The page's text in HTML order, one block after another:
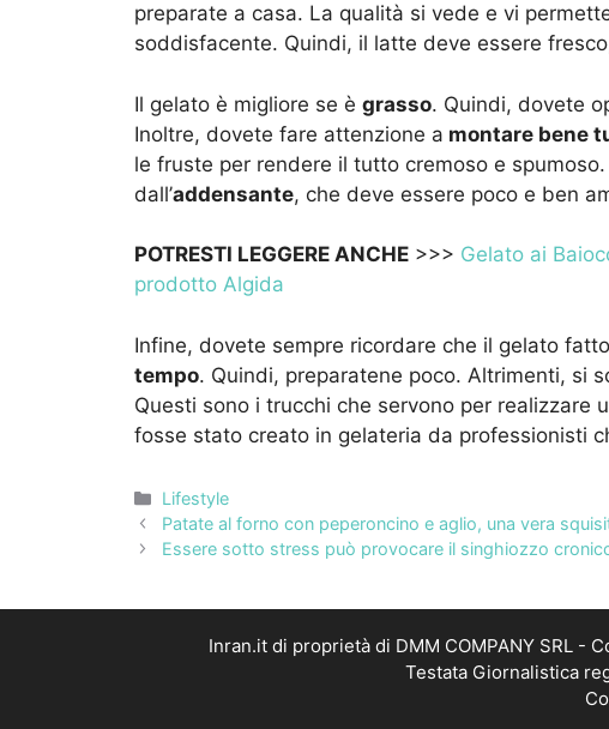
preparate a casa. La qualità si vede e vi
soddisfacente. Quindi, il latte deve essere
Il gelato è migliore se è grasso. Quindi, dovete
Inoltre, dovete fare attenzione a montare bene
le fruste per rendere il tutto cremoso e
dall’addensante, che deve essere poco e ben
POTRESTI LEGGERE ANCHE >>> Gelato ai
prodotto Algida
Infine, dovete sempre ricordare che il gelato
tempo. Quindi, preparatene poco. Altrimenti, si
Questi sono i trucchi che servono per realizzare
fosse stato creato in gelateria da professionisti
Categorie
Lifestyle
Patate al forno con peperoncino e aglio, una vera
Essere sotto stress può provocare il singhiozzo
Inran.it di proprietà di DMM COMPANY SRL -
Testata Giornalistica